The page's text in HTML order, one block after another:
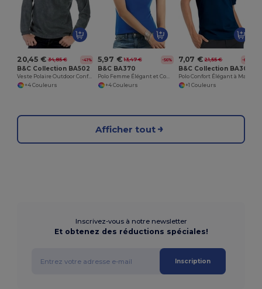
20,45 € 34,85 € -41%
B&C Collection BA502
Veste Polaire Outdoor Confortable
+4 Couleurs
5,97 € 13,47 € -56%
B&C BA370
Polo Femme Élégant et Confortable
+4 Couleurs
7,07 € 21,55 € -67%
B&C Collection BA305
+1 Couleurs
Afficher tout
Inscrivez-vous à notre newsletter
Et obtenez des réductions spéciales!
Inscription